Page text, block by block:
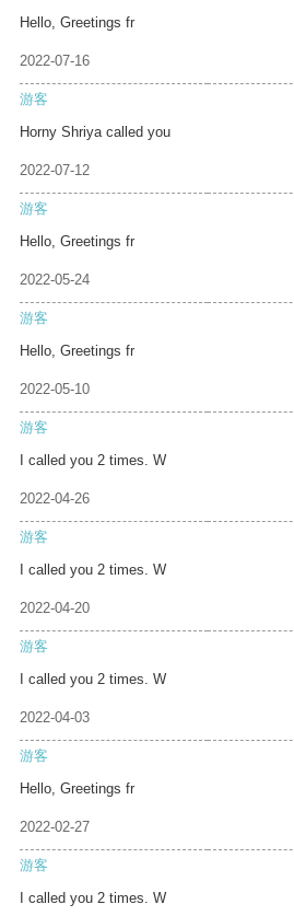
Hello, Greetings fr
2022-07-16
游客
Horny Shriya called you
2022-07-12
游客
Hello, Greetings fr
2022-05-24
游客
Hello, Greetings fr
2022-05-10
游客
I called you 2 times. W
2022-04-26
游客
I called you 2 times. W
2022-04-20
游客
I called you 2 times. W
2022-04-03
游客
Hello, Greetings fr
2022-02-27
游客
I called you 2 times. W